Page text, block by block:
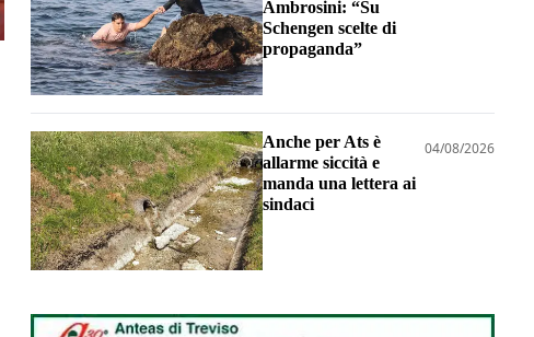
Ambrosini: “Su
Schengen scelte di
propaganda”
Anche per Ats è
allarme siccità e
manda una lettera ai
sindaci
04/08/2026